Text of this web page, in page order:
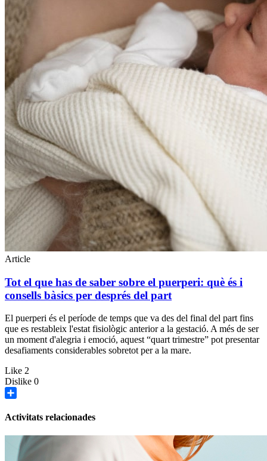
Article
Tot el que has de saber sobre el puerperi: què és i
consells bàsics per després del part
El puerperi és el període de temps que va des del final del part fins
que es restableix l'estat fisiològic anterior a la gestació. A més de ser
un moment d'alegria i emoció, aquest “quart trimestre” pot presentar
desafiaments considerables sobretot per a la mare.
Like 2
Dislike 0
Activitats relacionades